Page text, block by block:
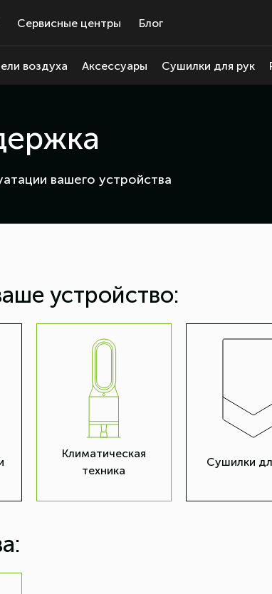
Сервисные центры Блог
воздуха Аксессуары Сушилки для рук
вашего устройства
устройство:
Климатическая
техника
Сушилки